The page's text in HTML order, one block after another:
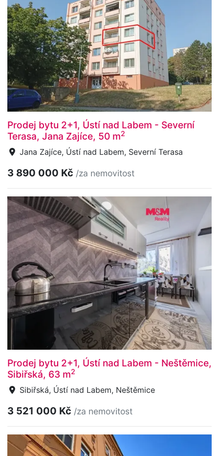
Prodej bytu 2+1, Ústí nad Labem - Severní
Terasa, Jana Zajíce, 50 m2
Jana Zajíce, Ústí nad Labem, Severní Terasa
3 890 000 Kč /za nemovitost
Prodej bytu 2+1, Ústí nad Labem - Neštěmice,
Sibiřská, 63 m2
Sibiřská, Ústí nad Labem, Neštěmice
3 521 000 Kč /za nemovitost